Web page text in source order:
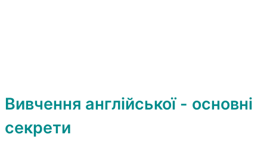
Вивчення англійської - основні
секрети